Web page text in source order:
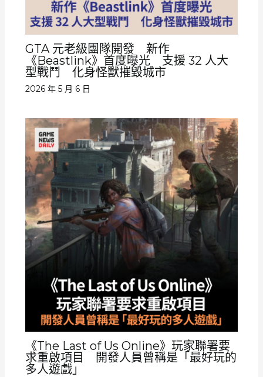
GTA 元老級團隊開發 新作
《Beastlink》首度曝光 支援 32 人大
型戰鬥 化身怪獸摧毀城市
2026 年 5 月 6 日
《The Last of Us Online》玩家聯署要
求重啟項目 開發人員曾稱是「最好玩的
多人遊戲」